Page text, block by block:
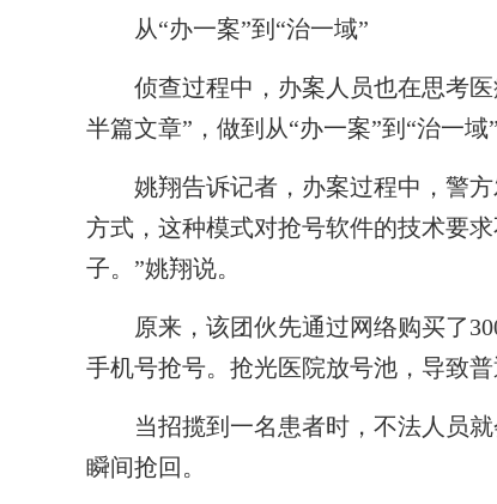
从“办一案”到“治一域”
侦查过程中，办案人员也在思考医
半篇文章”，做到从“办一案”到“治一域
姚翔告诉记者，办案过程中，警方
方式，这种模式对抢号软件的技术要
子。”姚翔说。
原来，该团伙先通过网络购买了
手机号抢号。抢光医院放号池，导致普
当招揽到一名患者时，不法人员就
瞬间抢回。